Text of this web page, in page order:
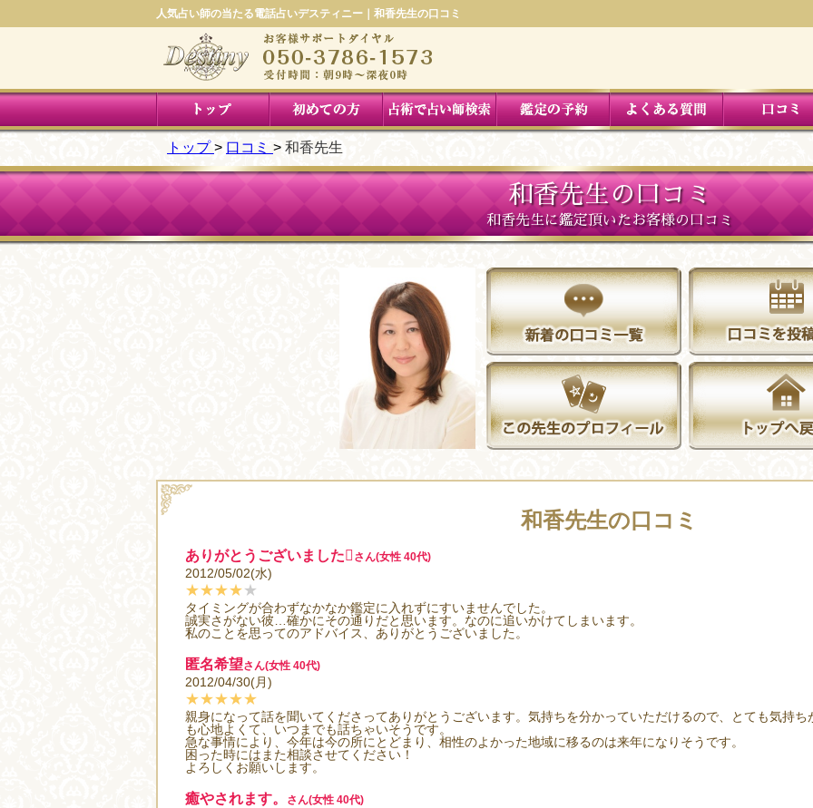
人気占い師の当たる電話占いデスティニー｜和香先生の口コミ
トップ 口コミ 和香先生
和香先生の口コミ
和香先生に鑑定頂いたお客様の口コミ
和香先生の口コミ
ありがとうございました さん(女性 40代)
2012/05/02(水)
★★★★★
タイミングが合わずなかなか鑑定に入れずにすいませんでした。
誠実さがない彼…確かにその通りだと思います。なのに追いかけてしまいます。
私のことを思ってのアドバイス、ありがとうございました。
匿名希望さん(女性 40代)
2012/04/30(月)
★★★★★
親身になって話を聞いてくださってありがとうございます。気持ちを分かっていただけるので、とても気持
も心地よくて、いつまでも話ちゃいそうです。
急な事情により、今年は今の所にとどまり、相性のよかった地域に移るのは来年になりそうです。
困った時にはまた相談させてください！
よろしくお願いします。
癒やされます。 さん(女性 40代)